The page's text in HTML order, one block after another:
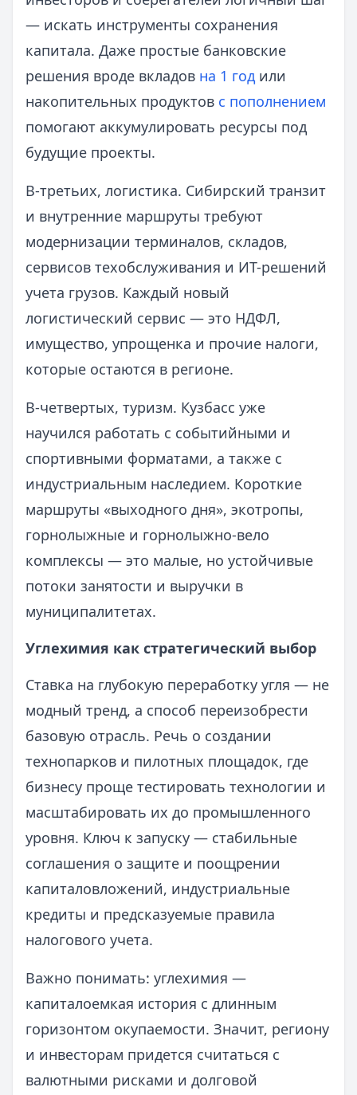
— искать инструменты сохранения
капитала. Даже простые банковские
решения вроде вкладов на 1 год или
накопительных продуктов с пополнением
помогают аккумулировать ресурсы под
будущие проекты.
В‑третьих, логистика. Сибирский транзит
и внутренние маршруты требуют
модернизации терминалов, складов,
сервисов техобслуживания и ИТ-решений
учета грузов. Каждый новый
логистический сервис — это НДФЛ,
имущество, упрощенка и прочие налоги,
которые остаются в регионе.
В‑четвертых, туризм. Кузбасс уже
научился работать с событийными и
спортивными форматами, а также с
индустриальным наследием. Короткие
маршруты «выходного дня», экотропы,
горнолыжные и горнолыжно‑вело
комплексы — это малые, но устойчивые
потоки занятости и выручки в
муниципалитетах.
Углехимия как стратегический выбор
Ставка на глубокую переработку угля — не
модный тренд, а способ переизобрести
базовую отрасль. Речь о создании
технопарков и пилотных площадок, где
бизнесу проще тестировать технологии и
масштабировать их до промышленного
уровня. Ключ к запуску — стабильные
соглашения о защите и поощрении
капиталовложений, индустриальные
кредиты и предсказуемые правила
налогового учета.
Важно понимать: углехимия —
капиталоемкая история с длинным
горизонтом окупаемости. Значит, региону
и инвесторам придется считаться с
валютными рисками и долговой